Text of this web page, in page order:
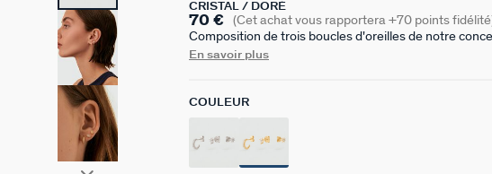
CRISTAL / DORÉ
70 € (Cet achat vous rapportera +70 points
Composition de trois boucles d'oreilles de notre
en argent 925 doré à l'or 750/1000e - 18 carats et
En savoir plus
COULEUR